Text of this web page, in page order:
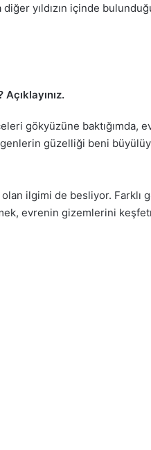
yıldızın içinde
gökyüzüne baktığımda,
güzelliği beni
ilgimi de besliyor. Farklı
evrenin gizemlerini